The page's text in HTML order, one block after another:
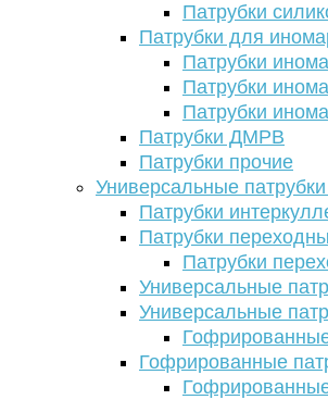
Патрубки
Патрубки для
Патрубки
Патрубки
Патрубки
Патрубки ДМРВ
Патрубки прочие
Универсальные
Патрубки
Патрубки
Патрубки
Универсальные
Универсальные
Гофрированные